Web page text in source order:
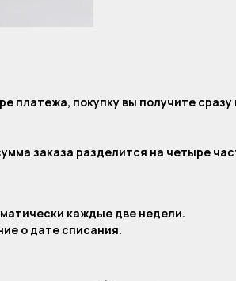
платежа, покупку вы получите
заказа разделится на четыре
каждые две недели.
о дате списания.